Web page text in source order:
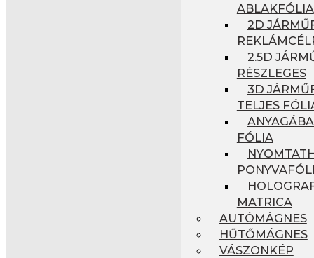
ABLAKFÓLIA
2D
2.5D
RÉSZLEGES
3D
TELJES
FÓLIA
MATRICA
AUTÓMÁGNES
HŰTŐMÁGNES
VÁSZONKÉP